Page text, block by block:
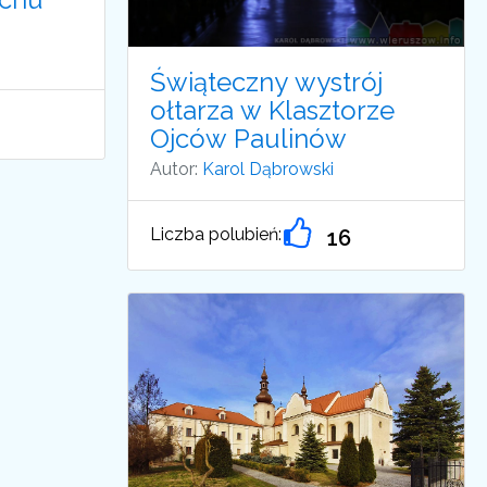
Świąteczny wystrój
ołtarza w Klasztorze
Ojców Paulinów
Autor: Karol Dąbrowski
Liczba polubień: 16